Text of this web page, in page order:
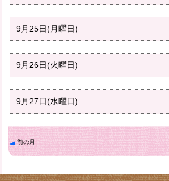
9月25日(月曜日)
9月26日(火曜日)
9月27日(水曜日)
前の月